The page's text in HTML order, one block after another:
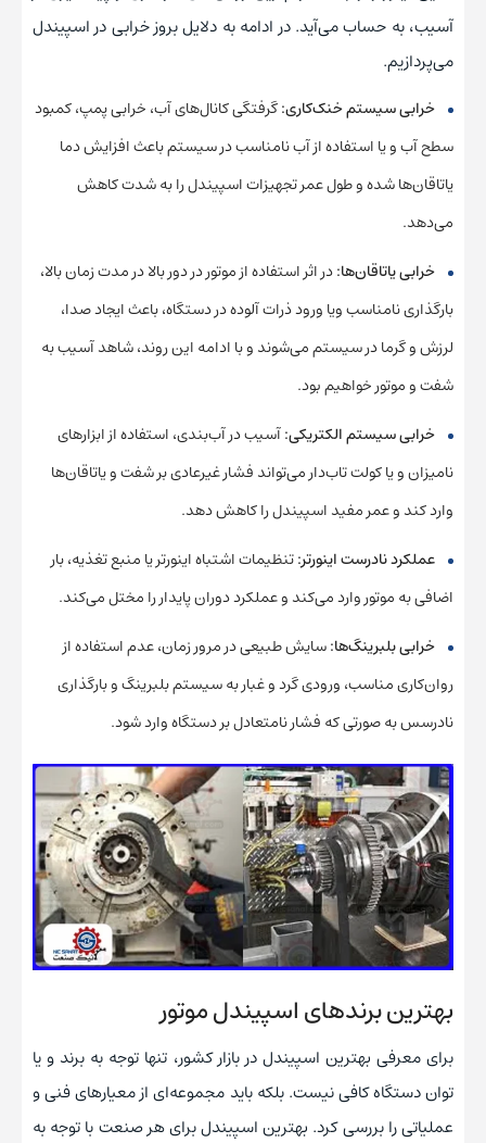
آسیب، به حساب می‌آید. در ادامه به دلایل بروز خرابی در اسپیندل
می‌پردازیم.
خرابی سیستم خنک‌کاری:گرفتگی کانال‌های آب، خرابی پمپ، کمبود
سطح آب و یا استفاده از آب نامناسب در سیستم باعث افزایش دما
یاتاقان‌ها شده و طول عمر تجهیزات اسپیندل را به شدت کاهش
می‌دهد.
خرابی یاتاقان‌ها:در اثر استفاده از موتور در دور بالا در مدت زمان بالا،
بارگذاری نامناسب ویا ورود ذرات آلوده در دستگاه، باعث ایجاد صدا،
لرزش و گرما در سیستم می‌شوند و با ادامه این روند، شاهد آسیب به
شفت و موتور خواهیم بود.
خرابی سیستم الکتریکی:آسیب در آب‌بندی، استفاده از ابزارهای
نامیزان و یا کولت تاب‌دار می‌تواند فشار غیرعادی بر شفت و یاتاقان‌ها
وارد کند و عمر مفید اسپیندل را کاهش دهد.
عملکرد نادرست اینورتر:تنظیمات اشتباه اینورتر یا منبع تغذیه، بار
اضافی به موتور وارد می‌کند و عملکرد دوران پایدار را مختل می‌کند.
خرابی بلبرینگ‌ها:سایش طبیعی در مرور زمان، عدم استفاده از
روان‌کاری مناسب، ورودی گرد و غبار به سیستم بلبرینگ و بارگذاری
نادرسس به صورتی که فشار نامتعادل بر دستگاه وارد شود.
بهترین برندهای اسپیندل موتور
برای معرفی بهترین اسپیندل در بازار کشور، تنها توجه به برند و یا
توان دستگاه کافی نیست. بلکه باید مجموعه‌ای از معیارهای فنی و
عملیاتی را بررسی کرد. بهترین اسپیندل برای هر صنعت با توجه به